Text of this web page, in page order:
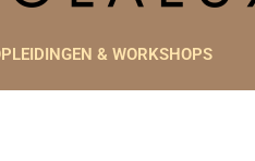
& WORKSHOPS